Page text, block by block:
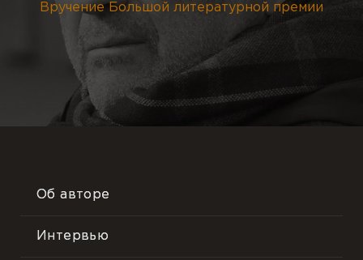
Вручение Большой литературной премии
Об авторе
Интервью